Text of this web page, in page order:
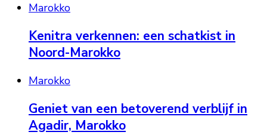
Marokko
Kenitra verkennen: een schatkist in
Noord-Marokko
Marokko
Geniet van een betoverend verblijf in
Agadir, Marokko